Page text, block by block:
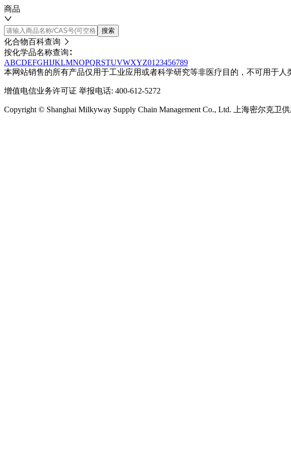
商品
搜索
化合物百科查询
按化学品名称查询∶
ABCDEFGHIJKLMNOPQRSTUVWXYZ01 23456789
本网站销售的所有产品仅用于工业应用或者科学研究等非医疗目的，不可用于人
增值电信业务许可证 举报电话: 400-612-5272
Copyright © Shanghai Milkyway Supply Chain Management Co., Ltd. 上海密尔克卫